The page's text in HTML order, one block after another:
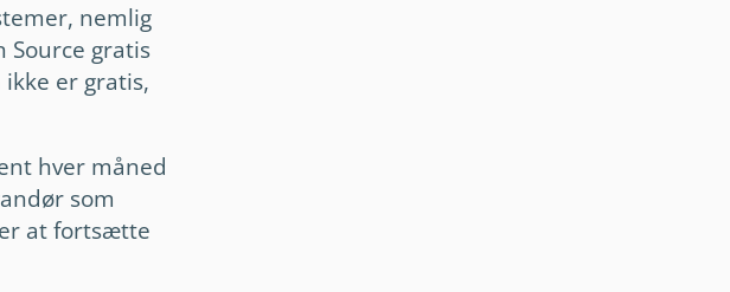
nemlig
Source gratis
er gratis,
hver måned
som
at fortsætte